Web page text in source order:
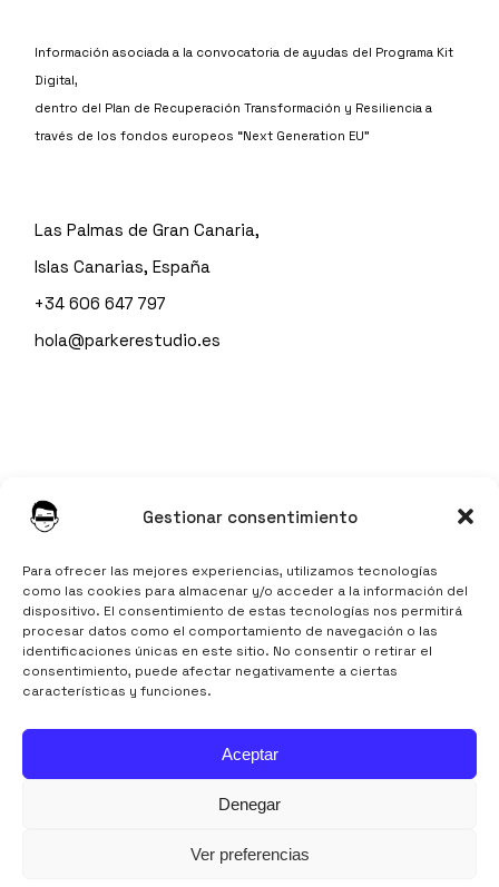
Gestionar consentimiento
Para ofrecer las mejores experiencias, utilizamos tecnologías
como las cookies para almacenar y/o acceder a la información del
dispositivo. El consentimiento de estas tecnologías nos permitirá
procesar datos como el comportamiento de navegación o las
identificaciones únicas en este sitio. No consentir o retirar el
consentimiento, puede afectar negativamente a ciertas
características y funciones.
Aceptar
Denegar
Ver preferencias
Información asociada a la convocatoria de ayudas del Programa Kit
Digital,
dentro del Plan de Recuperación Transformación y Resiliencia a
través de los fondos europeos “Next Generation EU”
Las Palmas de Gran Canaria,
Islas Canarias, España
+34 606 647 797
hola@parkerestudio.es
Instagram
LinkedIn
TikTok
Aviso Legal